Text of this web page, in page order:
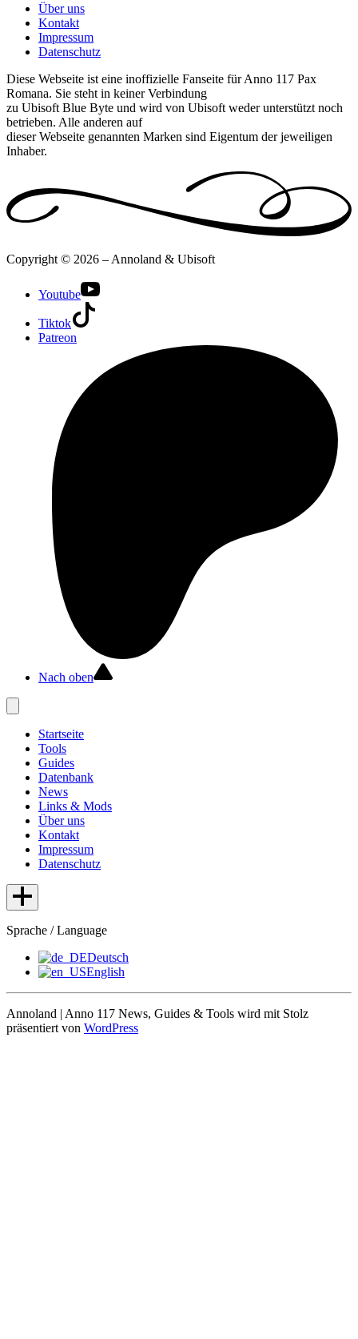
Über uns
Kontakt
Impressum
Datenschutz
Diese Webseite ist eine inoffizielle Fanseite für Anno 117 Pax
Romana. Sie steht in keiner Verbindung
zu Ubisoft Blue Byte und wird von Ubisoft weder unterstützt noch
betrieben. Alle anderen auf
dieser Webseite genannten Marken sind Eigentum der jeweiligen
Inhaber.
Copyright © 2026 – Annoland & Ubisoft
Youtube
Tiktok
Patreon
Nach oben
Startseite
Tools
Guides
Datenbank
News
Links & Mods
Über uns
Kontakt
Impressum
Datenschutz
Sprache / Language
Deutsch
English
Annoland | Anno 117 News, Guides & Tools wird mit Stolz
präsentiert von WordPress